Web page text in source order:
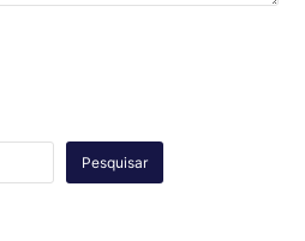
Pesquisar